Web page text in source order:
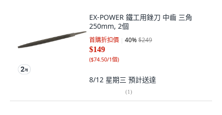
EX-POWER 鐵工用銼刀 中齒 三角
250mm, 2個
首購折扣價 40%$249
$149
($74.50/1個)
8/12 星期三 預計送達
(1)